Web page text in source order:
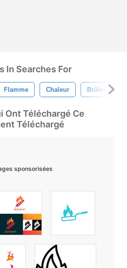
In Searches For
Flamme Chaleur Brûler
Ont Téléchargé Ce
Téléchargé
sponsorisées